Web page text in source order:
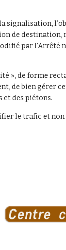
signalisation,
de
par
», de forme
de bien gérer
et des piétons.
le trafic et